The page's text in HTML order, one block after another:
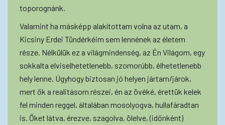
toporognánk.
Valamint ha másképp alakítottam volna az utam, a
Kicsiny Erdei Tündérkéim sem lennének az életem
része. Nélkülük ez a világmindenség, az Én Világom, egy
sokkalta elviselhetetlenebb, szomorúbb, élhetetlenebb
hely lenne. Úgyhogy biztosan jó helyen jártam/járok,
mert ők a realitásom részei, én az övéké, érettük kelek
fel minden reggel, általában mosolyogva, hullafáradtan
is. Őket látva, érezve, szagolva, ölelve, (időnként)